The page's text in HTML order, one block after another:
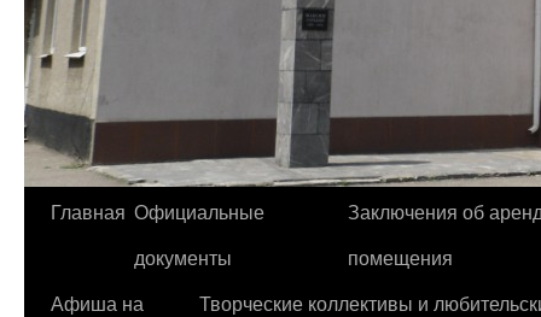
Перейти
содержимому
Главная Официальные
документы
Заключения об
помещения
Афиша на
Творческие коллективы и